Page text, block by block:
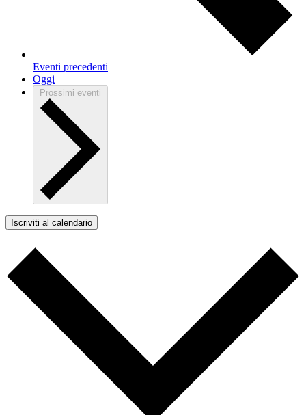
Eventi precedenti
Oggi
Prossimi eventi
Iscriviti al calendario